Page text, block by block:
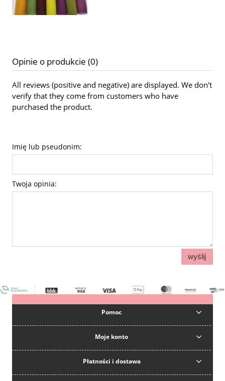
Opinie o produkcie (0)
All reviews (positive and negative) are displayed. We don't
verify that they come from customers who have
purchased the product.
Imię lub pseudonim:
Twoja opinia:
wyślij
Pomoc
Moje konto
Płatności i dostawa